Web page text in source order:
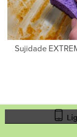
Sujidade